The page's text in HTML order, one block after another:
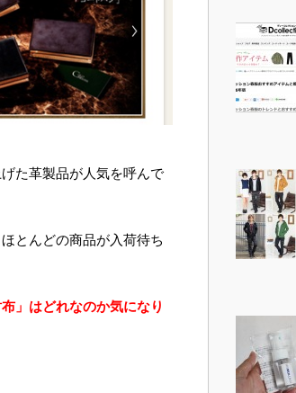
た革製品が人気を呼んで
とんどの商品が入荷待ち
」はどれなのか気になり